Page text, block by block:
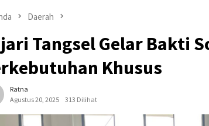
Daerah
Tangsel Gelar Bakti
Khusus
Ratna
Agustus 20, 2025
313 Dilihat